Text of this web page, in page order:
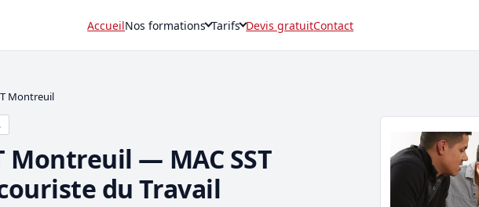
AccueilNos formations Tarifs Devis gratuitContact
Montreuil
Montreuil — MAC SST
du Travail